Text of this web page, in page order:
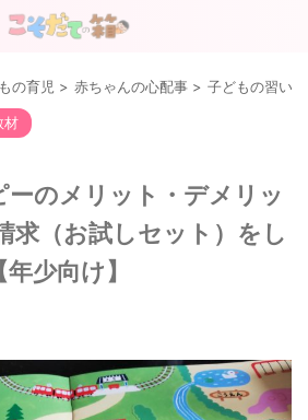
の育児 > 赤ちゃんの心配事 > 子どもの習い
材
ーのメリット・デメリッ
求（お試しセット）をし
少向け】